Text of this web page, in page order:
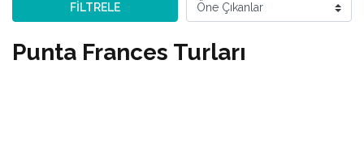
FİLTRELE
Punta Frances Turları